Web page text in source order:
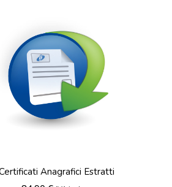
Anagrafici Estratti